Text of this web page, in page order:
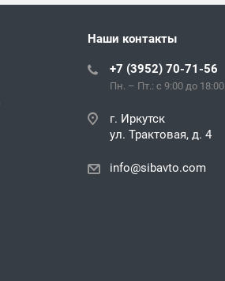
Наши контакты
+7 (3952) 70-71-56
Пн. – Пт.: с 9:00 до 18:00
г. Иркутск
ул. Трактовая, д. 4
info@sibavto.com